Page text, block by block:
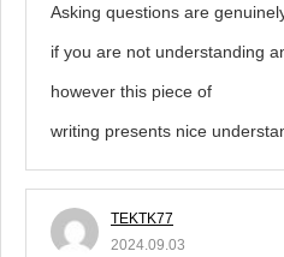
Asking questions are
if you are not understanding
however this piece of
writing presents nice
TEKTK77
2024.09.03